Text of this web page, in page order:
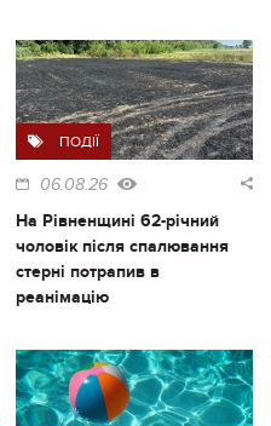
ПОДІЇ
06.08.26
На Рівненщині 62-річний
чоловік після спалювання
стерні потрапив в
реанімацію